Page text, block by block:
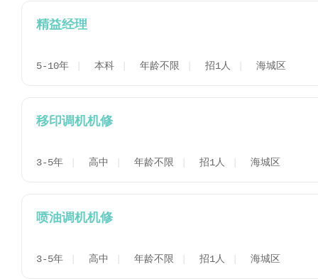
精益经理
5-10年 本科 年龄不限 招1人 海城区
移印调机机修
3-5年 高中 年龄不限 招1人 海城区
喷油调机机修
3-5年 高中 年龄不限 招1人 海城区